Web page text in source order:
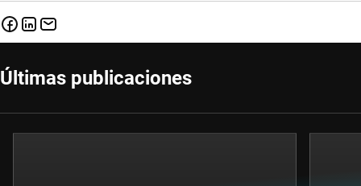
Últimas publicaciones